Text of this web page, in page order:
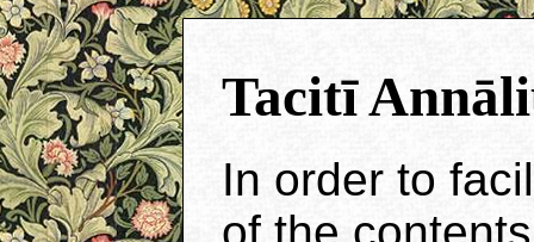
Tacitī
In order to